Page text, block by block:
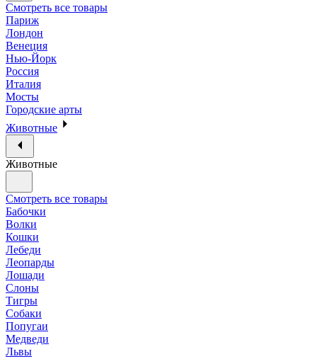
Смотреть все товары
Париж
Лондон
Венеция
Нью-Йорк
Россия
Италия
Мосты
Городские арты
Животные
Животные
Смотреть все товары
Бабочки
Волки
Кошки
Лебеди
Леопарды
Лошади
Слоны
Тигры
Собаки
Попугаи
Медведи
Львы